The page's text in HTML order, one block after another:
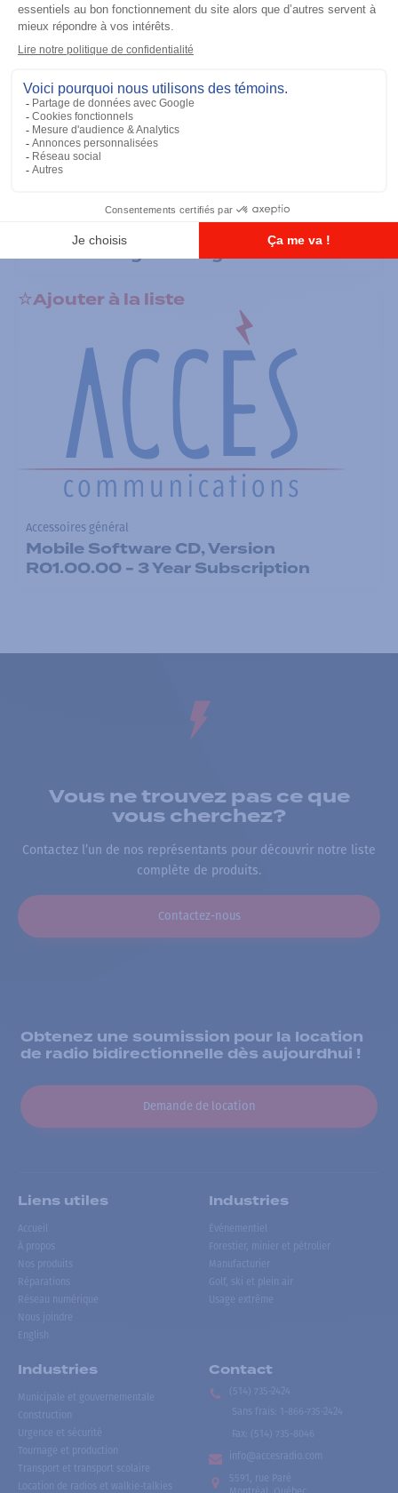
RS-232 Programming Cable
Ajouter à la liste
Accessoires général
Mobile Software CD, Version
R01.00.00 - 3 Year Subscription
Vous ne trouvez pas ce que
vous cherchez?
Contactez l’un de nos représentants pour découvrir notre liste
complète de produits.
Contactez-nous
Obtenez une soumission pour la location
de radio bidirectionnelle dès aujourdhui !
Demande de location
Liens utiles
Accueil
À propos
Nos produits
Réparations
Réseau numérique
Nous joindre
English
Industries
Événementiel
Forestier, minier et pétrolier
Manufacturier
Golf, ski et plein air
Usage extrême
Industries
Municipale et gouvernementale
Construction
Urgence et sécurité
Tournage et production
Transport et transport scolaire
Location de radios et walkie-talkies
Contact
(514) 735-2424
Sans frais
1-866-735-2424
Fax:
(514) 735-8046
info@accesradio.com
5591, rue Paré